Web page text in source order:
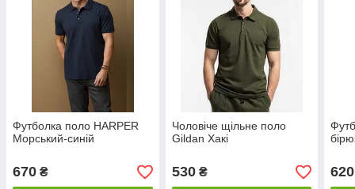
Футболка поло HARPER
Морський-синій
670 ₴
Чоловіче щільне поло
Gildan Хакі
530₴ 620